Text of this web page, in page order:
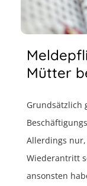
Mütter
Grundsätzlich
Allerdings
Wiederantritt
ansonsten